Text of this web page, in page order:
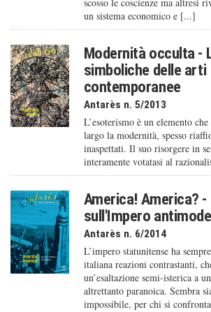
un sistema economico e [...]
Modernità occulta -
simboliche delle arti
contemporanee
Antarès n. 5/2013
L’esoterismo è un elemento
largo la modernità, spesso
inaspettati. Il suo risorgere in
interamente votatasi al
America! America? -
sull'Impero
Antarès n. 6/2014
L’impero statunitense ha
italiana reazioni contrastanti,
un’esaltazione semi-isterica a
altrettanto paranoica. Sembra
impossibile, per chi si